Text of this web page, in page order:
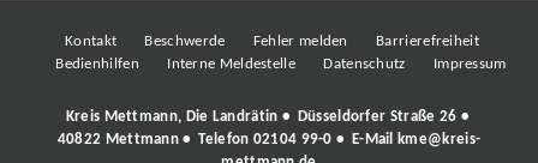
Kontakt Beschwerde Fehler melden
Barrierefreiheit
Bedienhilfen
Interne Meldestelle Datenschutz Impressum
Kreis Mettmann, Die Landrätin • Düsseldorfer Straße 26 •
40822 Mettmann • Telefon 02104 99-0 • E-Mail
kme@kreis-